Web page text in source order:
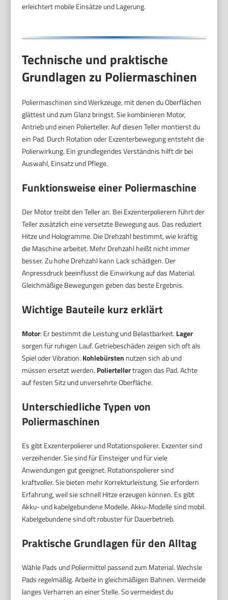
erleichtert mobile Einsätze und Lagerung.
Technische und praktische
Grundlagen zu Poliermaschinen
Poliermaschinen sind Werkzeuge, mit denen du Oberflächen
glättest und zum Glanz bringst. Sie kombinieren Motor,
Antrieb und einen Polierteller. Auf diesen Teller montierst du
ein Pad. Durch Rotation oder Exzenterbewegung entsteht die
Polierwirkung. Ein grundlegendes Verständnis hilft dir bei
Auswahl, Einsatz und Pflege.
Funktionsweise einer Poliermaschine
Der Motor treibt den Teller an. Bei Exzenterpolierern führt der
Teller zusätzlich eine versetzte Bewegung aus. Das reduziert
Hitze und Hologramme. Die Drehzahl bestimmt, wie kräftig
die Maschine arbeitet. Mehr Drehzahl heißt nicht immer
besser. Zu hohe Drehzahl kann Lack schädigen. Der
Anpressdruck beeinflusst die Einwirkung auf das Material.
Gleichmäßige Bewegungen geben das beste Ergebnis.
Wichtige Bauteile kurz erklärt
Motor: Er bestimmt die Leistung und Belastbarkeit. Lager
sorgen für ruhigen Lauf. Getriebeschäden zeigen sich oft als
Spiel oder Vibration. Kohlebürsten nutzen sich ab und
müssen ersetzt werden. Poliertellertragen das Pad. Achte
auf festen Sitz und unversehrte Oberfläche.
Unterschiedliche Typen von
Poliermaschinen
Es gibt Exzenterpolierer und Rotationspolierer. Exzenter sind
verzeihender. Sie sind für Einsteiger und für viele
Anwendungen gut geeignet. Rotationspolierer sind
kraftvoller. Sie bieten mehr Korrekturleistung. Sie erfordern
Erfahrung, weil sie schnell Hitze erzeugen können. Es gibt
Akku- und kabelgebundene Modelle. Akku-Modelle sind mobil.
Kabelgebundene sind oft robuster für Dauerbetrieb.
Praktische Grundlagen für den Alltag
Wähle Pads und Poliermittel passend zum Material. Wechsle
Pads regelmäßig. Arbeite in gleichmäßigen Bahnen. Vermeide
langes Verharren an einer Stelle. So vermeidest du